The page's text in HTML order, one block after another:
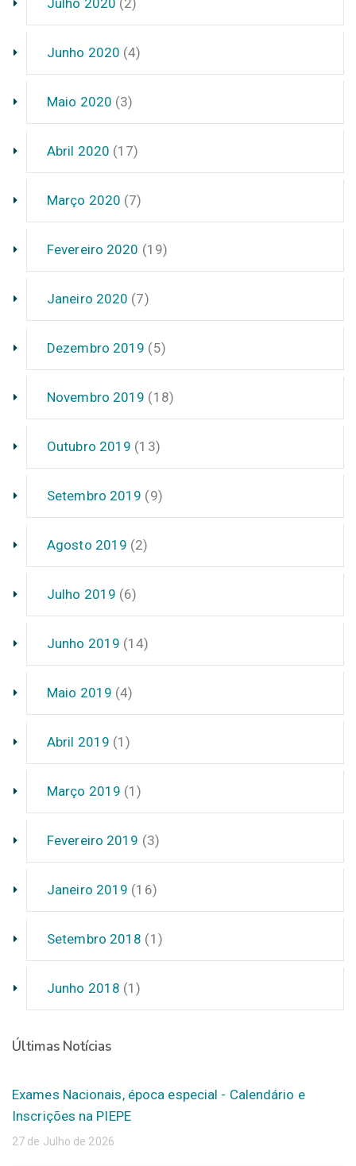
Julho 2020 (2)
Junho 2020 (4)
Maio 2020 (3)
Abril 2020 (17)
Março 2020 (7)
Fevereiro 2020 (19)
Janeiro 2020 (7)
Dezembro 2019 (5)
Novembro 2019 (18)
Outubro 2019 (13)
Setembro 2019 (9)
Agosto 2019 (2)
Julho 2019 (6)
Junho 2019 (14)
Maio 2019 (4)
Abril 2019 (1)
Março 2019 (1)
Fevereiro 2019 (3)
Janeiro 2019 (16)
Setembro 2018 (1)
Junho 2018 (1)
Últimas Notícias
Exames Nacionais, época especial - Calendário e
Inscrições na PIEPE
27 de Julho de 2026